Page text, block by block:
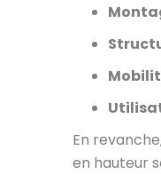
En
en hauteur